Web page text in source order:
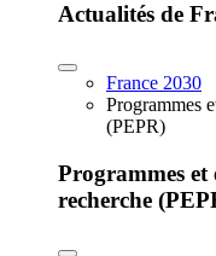
Actualités de
France 2030
Programmes
(PEPR)
Programmes
recherche